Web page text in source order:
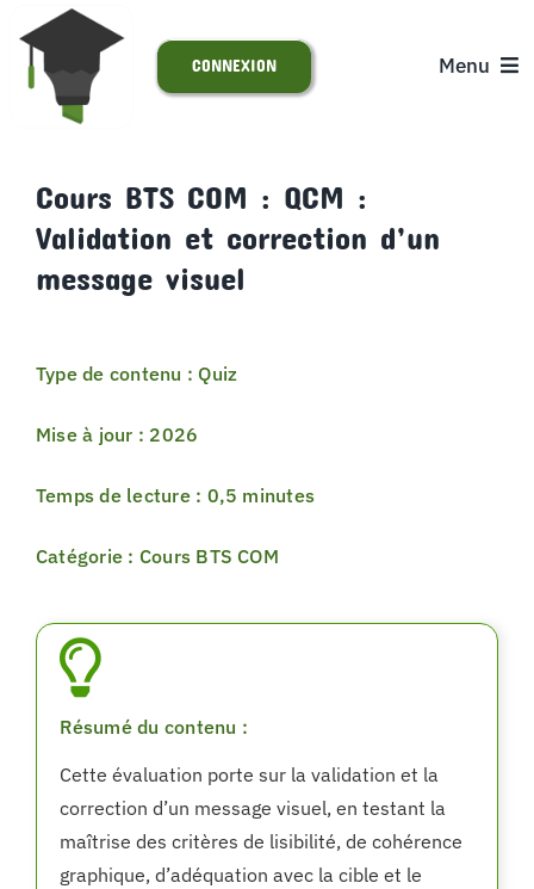
Passer
contenu
Menu
S’INSCRIRE
SUPPORT
CONNEXION
Cours BTS COM : QCM :
Validation et correction d’un
message visuel
Type de contenu : Quiz
Mise à jour : 2026
Temps de lecture : 0,5 minutes
Catégorie : Cours BTS COM
Résumé du contenu :
Cette évaluation porte sur la validation et la
correction d’un message visuel, en testant la
maîtrise des critères de lisibilité, de cohérence
graphique, d’adéquation avec la cible et le